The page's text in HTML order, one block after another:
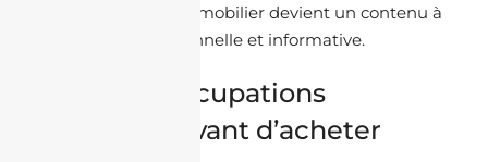
touche à sa fin. L’immobilier devient un contenu à
forte valeur émotionnelle et informative.
4. Les préoccupations
juridiques avant d’acheter